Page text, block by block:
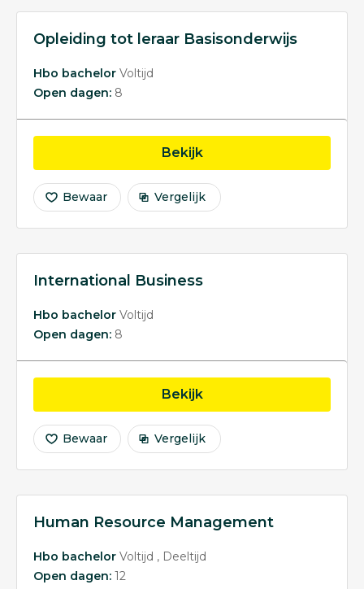
Opleiding tot leraar Basisonderwijs
Hbo bachelor Voltijd
Open dagen: 8
Bekijkopleiding Opleiding tot
Bewaar Vergelijk
International Business
Hbo bachelor Voltijd
Open dagen: 8
Bekijkopleiding International
Bewaar Vergelijk
Human Resource Management
Hbo bachelor Voltijd
Deeltijd
Open dagen: 12